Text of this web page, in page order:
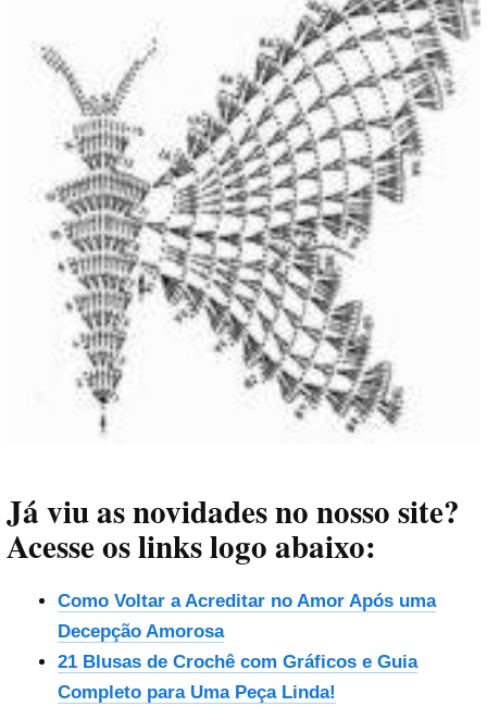
Já viu as novidades no nosso site?
Acesse os links logo abaixo:
Como Voltar a Acreditar no Amor Após uma
Decepção Amorosa
21 Blusas de Crochê com Gráficos e Guia
Completo para Uma Peça Linda!